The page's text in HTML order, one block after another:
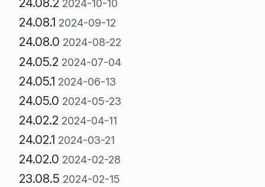
2024-10-10
24.08.1 2024-09-12
24.08.0 2024-08-22
24.05.2 2024-07-04
24.05.1 2024-06-13
24.05.0 2024-05-23
24.02.2 2024-04-11
24.02.1 2024-03-21
24.02.0 2024-02-28
23.08.5 2024-02-15